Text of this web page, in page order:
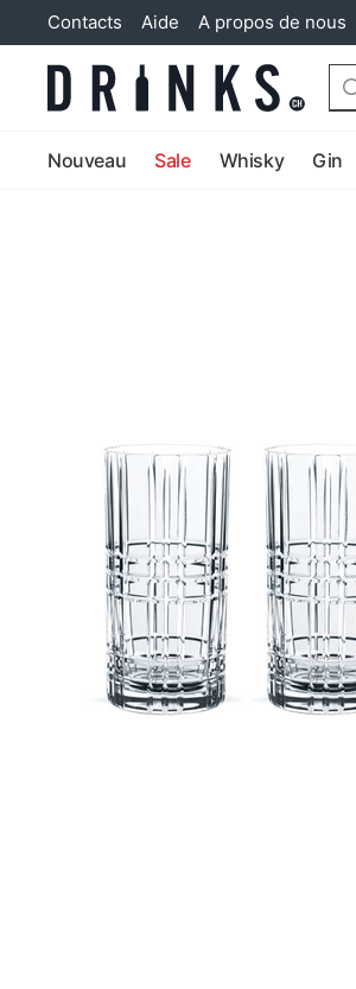
Contacts Aide A propos de nous
Nouveau Sale Whisky Gin